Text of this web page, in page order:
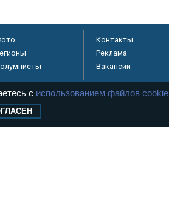
Контакты
Реклама
Вакансии
с использованием файлов cookie